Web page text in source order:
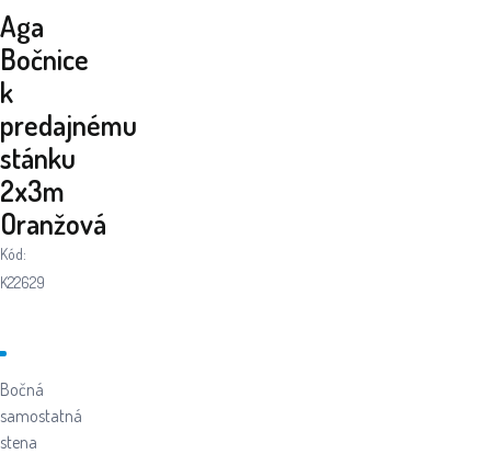
Aga
Bočnice
k
predajnému
stánku
2x3m
Oranžová
Kód:
K22629
Bočná
samostatná
stena